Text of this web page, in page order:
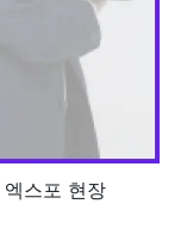
스포 현장